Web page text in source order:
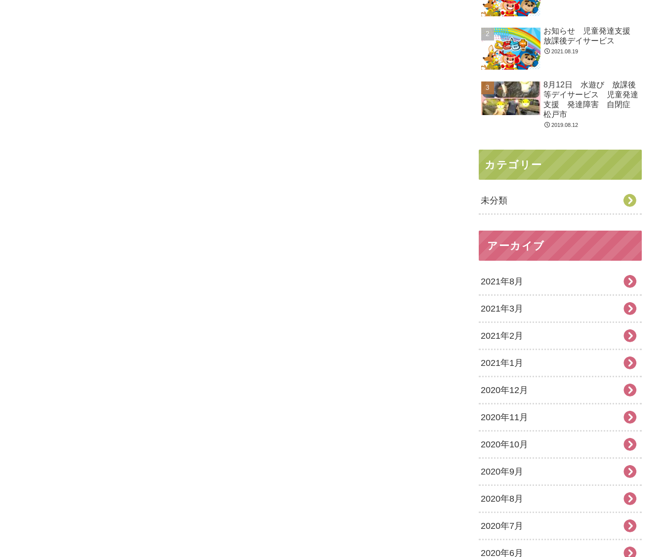
お知らせ 児童発達支援
放課後デイサービス
2021.08.19
8月12日 水遊び 放課後
等デイサービス 児童発達
支援 発達障害 自閉症
松戸市
2019.08.12
カテゴリー
未分類
アーカイブ
2021年8月
2021年3月
2021年2月
2021年1月
2020年12月
2020年11月
2020年10月
2020年9月
2020年8月
2020年7月
2020年6月